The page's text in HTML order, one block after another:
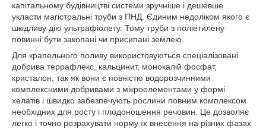
капітальному будівництві системи зручніше і дешевше
укласти магістральні труби з ПНД. Єдиним недоліком якого є
шкідливу дію ультрафіолету. Тому труби з поліетилену
повинні бути закопані чи присипані землею.
Для крапельного поливу використовуються спеціалізовані
добрива террафлекс, кальцинит, монокалій фосфат,
кристалон, так як вони є повністю водорозчинними
комплексними добривами з мікроелементами у формі
хелатів і швидко забезпечують рослини повним комплексом
необхідних для росту і плодоношення речовин. Це дозволяє
легко і точно розрахувати норму їх внесення на різних фазах